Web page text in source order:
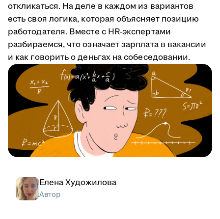
откликаться. На деле в каждом из вариантов
есть своя логика, которая объясняет позицию
работодателя. Вместе с HR-экспертами
разбираемся, что означает зарплата в вакансии
и как говорить о деньгах на собеседовании.
Елена Художилова
Автор